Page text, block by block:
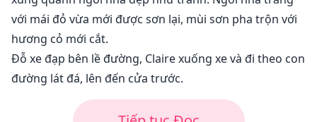
với mái đỏ vừa mới được sơn lại, mùi sơn pha trộn với
hương cỏ mới cắt.
Đỗ xe đạp bên lề đường, Claire xuống xe và đi theo con
đường lát đá, lên đến cửa trước.